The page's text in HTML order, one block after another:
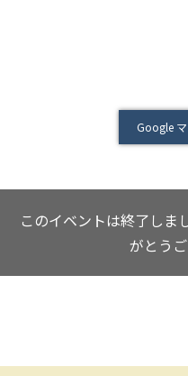
Google
このイベントは終了しま
がとう